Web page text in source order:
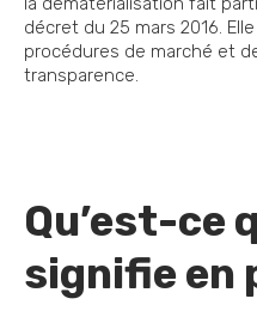
décret du 25 mars 2016.
procédures de marché et
transparence.
Qu’est-ce
signifie en